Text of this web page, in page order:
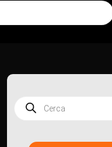
Products
search